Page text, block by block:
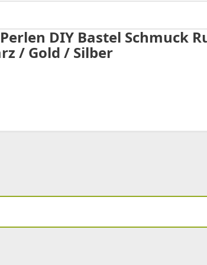
DIY Bastel Schmuck
/ Gold / Silber